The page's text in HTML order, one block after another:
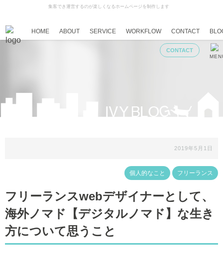
集客でき運営するのが楽しくなるホームページを制作します
HOME ABOUT SERVICE WORKFLOW CONTACT
CONTACT
2019年5月1日
個人的なこと フリーランス
フリーランスwebデザイナーとして、
海外ノマド【デジタルノマド】な生き
方について思うこと